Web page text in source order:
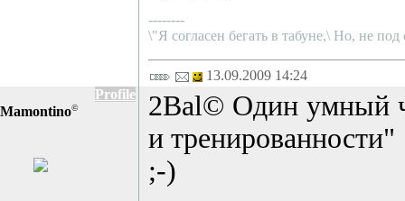
--------
\"Я согласен бегать в табуне,\ Но, не
13.09.2009 14:24
Profile
Mamontino©
2Bal© Один умный
и тренированности"
;-)